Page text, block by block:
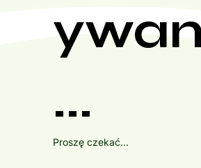
...
Proszę czekać...